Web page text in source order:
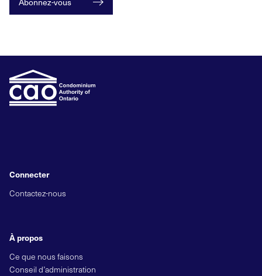
Abonnez-vous
À propos
Ce que nous faisons
Conseil d’administration
Connecter
Contactez-nous